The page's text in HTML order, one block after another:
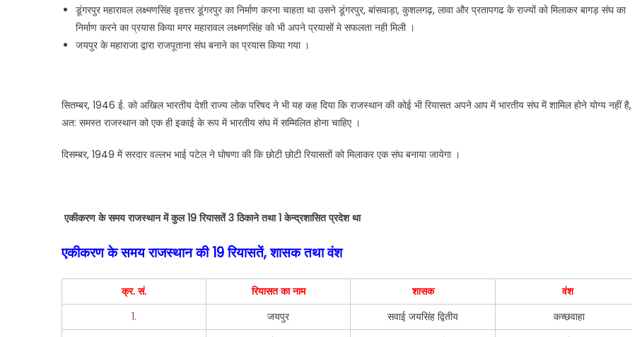
डूंगरपुर महारावल लक्ष्मणसिंह वृहत्तर डूंगरपुर का निर्माण करना चाहता था उसने डूंगरपुर, बांसवाड़ा, कुशलगढ़, लावा और प्रतापगढ के राज्यों को मिलाकर बागड़ संघ का
निर्माण करने का प्रयास किया मगर महारावल लक्ष्मणसिंह को भी अपने प्रयासों मे सफलता नही मिली ।
जयपुर के महाराजा द्वारा राजपूताना संघ बनाने का प्रयास किया गया ।
सितम्बर, 1946 ई. को अखिल भारतीय देशी राज्य लोक परिषद ने भी यह कह दिया कि राजस्थान की कोई भी रियासत अपने आप में भारतीय संघ में शामिल होने योग्य नहीं है,
अत: समस्त राजस्थान को एक ही इकाई के रूप में भारतीय संघ में सम्मिलित होना चाहिए ।
दिसम्बर, 1949 में सरदार वल्लभ भाई पटेल ने घोषणा की कि छोटी छोटी रियासतों को मिलाकर एक संघ बनाया जायेगा ।
एकीकरण के समय राजस्थान में कुल19 रियासतें 3 ठिकाने तथा 1 केन्द्रशासित प्रदेश था
एकीकरण के समय राजस्थान की19 रियासतें, शासक तथा वंश
क्र. सं. रियासत का नाम शासक
वंश
1.
जयपुर सवाई जयसिंह द्वितीय
कच्छवाहा